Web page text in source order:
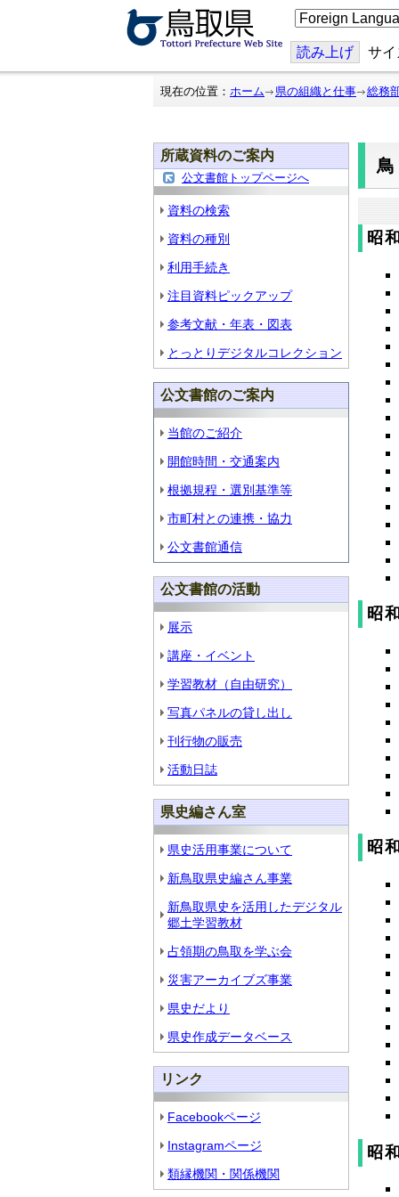
こ
の
ジ
を
翻
読み上げ サ
現在の位置： ホーム 県の組織と仕事 総務
所蔵資料のご案内
公文書館トップページへ
資料の検索
資料の種別
利用手続き
注目資料ピックアップ
参考文献・年表・図表
とっとりデジタルコレクション
公文書館のご案内
当館のご紹介
開館時間・交通案内
根拠規程・選別基準等
市町村との連携・協力
公文書館通信
公文書館の活動
展示
講座・イベント
学習教材（自由研究）
写真パネルの貸し出し
刊行物の販売
活動日誌
県史編さん室
県史活用事業について
新鳥取県史編さん事業
新鳥取県史を活用したデジタル
郷土学習教材
占領期の鳥取を学ぶ会
災害アーカイブズ事業
県史だより
県史作成データベース
リンク
Facebookページ
Instagramページ
類縁機関・関係機関
昭
昭
昭
昭